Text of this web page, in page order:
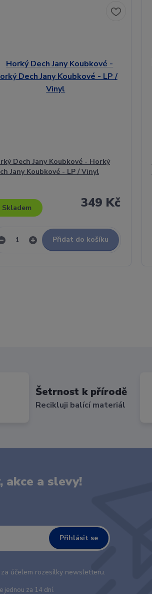
Dech Jany Koubkové - Horký
Jany Koubkové - LP / Vinyl
349 Kč
Skladem
Přidat do košíku
Šetrnost k přírodě
Recikluji balící materiál
akce a slevy!
Přihlásit se
za účelem rozesílky newsletteru.
jednou za 14 dní.